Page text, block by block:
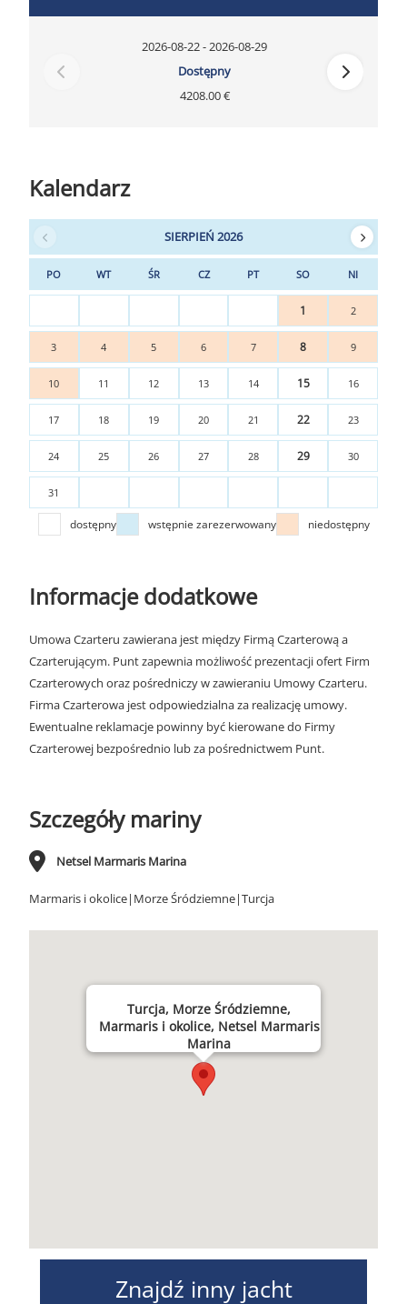
2026-08-22 - 2026-08-29
Dostępny
4208.00 €
Kalendarz
SIERPIEŃ 2026
PO WT ŚR CZ PT SO NI
1 2
3 4 5 6 7 8 9
10 11 12 13 14 15 16
17 18 19 20 21 22 23
24 25 26 27 28 29 30
31
dostępny wstępnie zarezerwowany niedostępny
Informacje dodatkowe
Umowa Czarteru zawierana jest między Firmą Czarterową a
Czarterującym. Punt zapewnia możliwość prezentacji ofert Firm
Czarterowych oraz pośredniczy w zawieraniu Umowy Czarteru.
Firma Czarterowa jest odpowiedzialna za realizację umowy.
Ewentualne reklamacje powinny być kierowane do Firmy
Czarterowej bezpośrednio lub za pośrednictwem Punt.
Szczegóły mariny
Netsel Marmaris Marina
Marmaris i okolice|Morze Śródziemne|Turcja
Turcja, Morze Śródziemne,
Marmaris i okolice, Netsel Marmaris
Marina